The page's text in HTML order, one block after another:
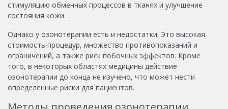
стимуляцию обменных процессов в тканях и улучшение
состояния кожи.
Однако у озонотерапии есть и недостатки. Это высокая
стоимость процедур, множество противопоказаний и
ограничений, а также риск побочных эффектов. Кроме
того, в некоторых областях медицины действие
озонотерапии до конца не изучено, что может нести
определенные риски для пациентов.